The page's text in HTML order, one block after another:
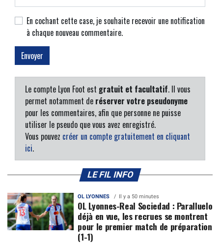
En cochant cette case, je souhaite recevoir une notification
à chaque nouveau commentaire.
Le compte Lyon Foot est gratuit et facultatif. Il vous
permet notamment de réserver votre pseudonyme
pour les commentaires, afin que personne ne puisse
utiliser le pseudo que vous avez enregistré.
Vous pouvez créer un compte gratuitement en cliquant
ici.
LE FIL INFO
OL LYONNES Il y a 50 minutes
OL Lyonnes-Real Sociedad : Paralluelo
déjà en vue, les recrues se montrent
pour le premier match de préparation
(1-1)